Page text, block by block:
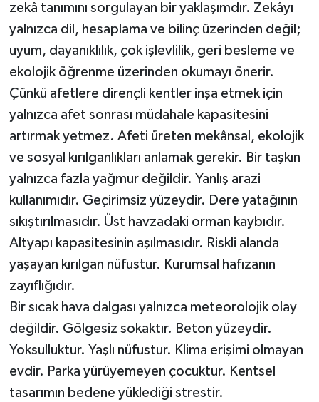
zekâ tanımını sorgulayan bir yaklaşımdır. Zekâyı
yalnızca dil, hesaplama ve bilinç üzerinden değil;
uyum, dayanıklılık, çok işlevlilik, geri besleme ve
ekolojik öğrenme üzerinden okumayı önerir.
Çünkü afetlere dirençli kentler inşa etmek için
yalnızca afet sonrası müdahale kapasitesini
artırmak yetmez. Afeti üreten mekânsal, ekolojik
ve sosyal kırılganlıkları anlamak gerekir. Bir taşkın
yalnızca fazla yağmur değildir. Yanlış arazi
kullanımıdır. Geçirimsiz yüzeydir. Dere yatağının
sıkıştırılmasıdır. Üst havzadaki orman kaybıdır.
Altyapı kapasitesinin aşılmasıdır. Riskli alanda
yaşayan kırılgan nüfustur. Kurumsal hafızanın
zayıflığıdır.
Bir sıcak hava dalgası yalnızca meteorolojik olay
değildir. Gölgesiz sokaktır. Beton yüzeydir.
Yoksulluktur. Yaşlı nüfustur. Klima erişimi olmayan
evdir. Parka yürüyemeyen çocuktur. Kentsel
tasarımın bedene yüklediği strestir.